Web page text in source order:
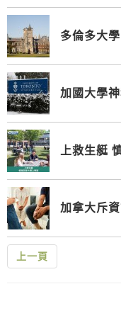
多倫多大
加國大學
上救生艇
加拿大斥
上一頁